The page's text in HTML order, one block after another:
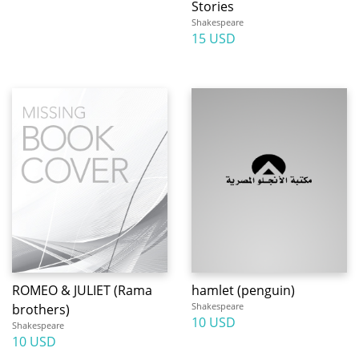
Stories
Shakespeare
15 USD
ROMEO & JULIET (Rama
brothers)
Shakespeare
10 USD
hamlet (penguin)
Shakespeare
10 USD